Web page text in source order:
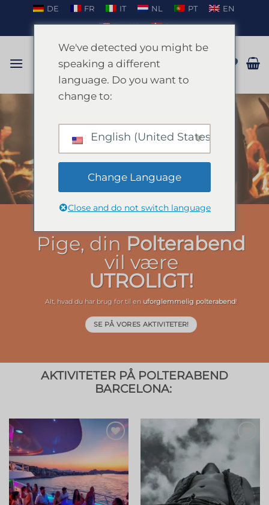
Fortsæt
indhold
DE FR IT NL PT
EN
EN_US
DA
TAL PÅ WHATSAPP
POLTERABEND BARCELONA
Strand, sol, venner
SURF, PADDLE, FESTAS DE BARCO, ACOMODAÇÕES, MÚSICA E MUITO MAIS!
KONTAKT OS!
AKTIVITETER PÅ POLTERABEND
BARCELONA:
We've detected you might be
speaking a different
language. Do you want to
change to:
English (United States)
Change Language
Close and do not switch language